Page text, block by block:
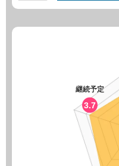
継続予定
3.7